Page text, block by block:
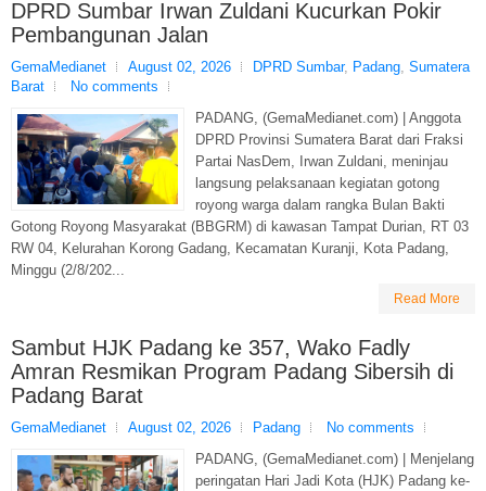
DPRD Sumbar Irwan Zuldani Kucurkan Pokir
Pembangunan Jalan
GemaMedianet August 02, 2026 DPRD Sumbar, Padang, Sumatera
Barat
No comments
PADANG, (GemaMedianet.com) | Anggota
DPRD Provinsi Sumatera Barat dari Fraksi
Partai NasDem, Irwan Zuldani, meninjau
langsung pelaksanaan kegiatan gotong
royong warga dalam rangka Bulan Bakti
Gotong Royong Masyarakat (BBGRM) di kawasan Tampat Durian, RT 03
RW 04, Kelurahan Korong Gadang, Kecamatan Kuranji, Kota Padang,
Minggu (2/8/202...
Read More
Sambut HJK Padang ke 357, Wako Fadly
Amran Resmikan Program Padang Sibersih di
Padang Barat
GemaMedianet August 02, 2026 Padang
No comments
PADANG, (GemaMedianet.com) | Menjelang
peringatan Hari Jadi Kota (HJK) Padang ke-